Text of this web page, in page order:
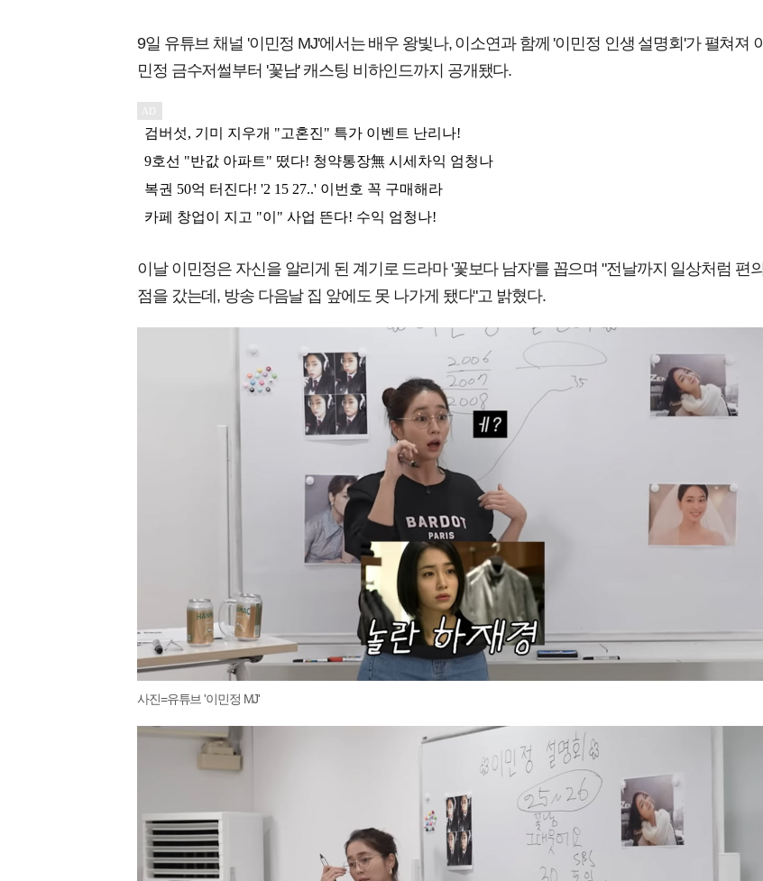
9일 유튜브 채널 '이민정 MJ'에서는 배우 왕빛나, 이소연과 함께 '이민정 인생 설명회'가 펼쳐져 이
민정 금수저썰부터 '꽃남' 캐스팅 비하인드까지 공개됐다.
이날 이민정은 자신을 알리게 된 계기로 드라마 '꽃보다 남자'를 꼽으며 "전날까지 일상처럼 편의
점을 갔는데, 방송 다음날 집 앞에도 못 나가게 됐다"고 밝혔다.
사진=유튜브 '이민정 MJ'